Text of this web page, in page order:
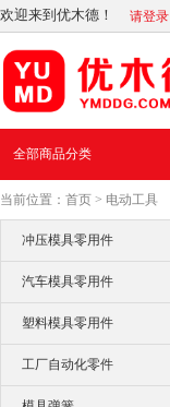
欢迎来到优木德！ 请登录
全部商品分类
当前位置： 首页 > 电动工具
冲压模具零用件
汽车模具零用件
塑料模具零用件
工厂自动化零件